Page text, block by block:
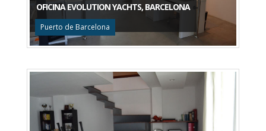
OFICINA EVOLUTION YACHTS, BARCELONA
Puerto de Barcelona